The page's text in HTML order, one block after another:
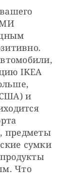
IKEA
и
предметы
сумки
Что